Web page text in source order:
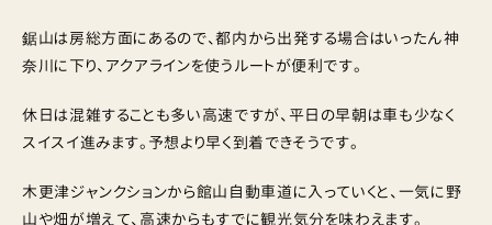
鋸山は房総方面にあるので、都内から出発する場合はいったん神
奈川に下り、アクアラインを使うルートが便利です。
休日は混雑することも多い高速ですが、平日の早朝は車も少なく
スイスイ進みます。予想より早く到着できそうです。
木更津ジャンクションから館山自動車道に入っていくと、一気に野
山や畑が増えて、高速からもすでに観光気分を味わえます。